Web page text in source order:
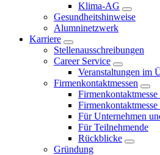
Klima-AG
Gesundheitshinweise
Alumninetzwerk
Karriere
Stellenausschreibungen
Career Service
Veranstaltungen im
Firmenkontaktmessen
Für Unternehmen
Für Teilnehmende
Rückblicke
Gründung